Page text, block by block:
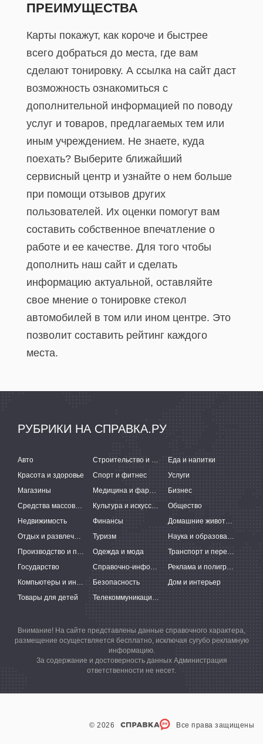
ПРЕИМУЩЕСТВА
Карты покажут, как короче и быстрее
всего добраться до места, где вам
сделают тонировку. А ссылка на сайт даст
возможность ознакомиться с
дополнительной информацией по поводу
услуг и товаров, предлагаемых тем или
иным учреждением. Не знаете, куда
поехать? Выберите ближайший
сервисный центр и узнайте о нем больше
при помощи отзывов других
пользователей. Их оценки помогут вам
составить собственное впечатление о
работе и ее качестве. Для того чтобы
дополнить наш сайт и сделать
информацию актуальной, оставляйте
свое мнение о тонировке стекол
автомобилей в том или ином центре. Это
позволит составить рейтинг каждого
места.
РУБРИКИ НА СПРАВКА.РУ
Авто
Еда и напитки
Красота и здоровье
Спорт и фитнес
Услуги
Магазины
Бизнес
Общество
Недвижимость
Финансы
Туризм
Одежда и мода
Государство
Безопасность
Дом и интерьер
Товары для детей
Внимание! На сайте представлены данные справочного характера,
размещение осуществляется бесплатно, исключая сугубо рекламную
информацию.
За содержание и достоверность данных Администрация
ответственности не несет.
© 2026 Все права защищены